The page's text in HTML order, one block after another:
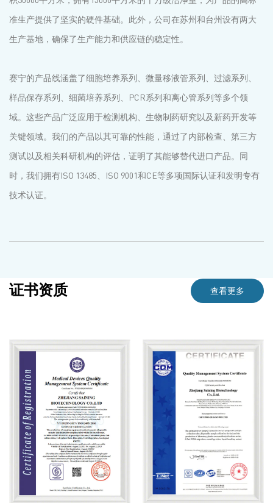
准生产提供了坚实的硬件基础。此外，公司在苏州和台州设有两大
生产基地，确保了生产能力和供应链的稳定性。
赛宁的产品线涵盖了细胞培养系列、微量移液管系列、过滤系列、
样品保存系列、细菌培养系列、PCR系列和离心管系列等多个领
域。这些产品广泛应用于检测机构、生物制药研究以及新药开发等
关键领域。我们的产品以其可靠的性能，通过了内部检查、第三方
测试以及相关科研机构的评估，证明了其能够替代进口产品。同
时，我们拥有ISO 13485、ISO 9001和CE等多项国际认证和发明专有
技术认证。
证书资质 查看更多